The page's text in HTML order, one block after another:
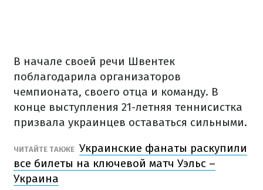
В начале своей речи Швентек
поблагодарила организаторов
чемпионата, своего отца и команду. В
конце выступления 21-летняя теннисистка
призвала украинцев оставаться сильными.
ЧИТАЙТЕ ТАКЖЕ Украинские фанаты раскупили
все билеты на ключевой матч Уэльс –
Украина